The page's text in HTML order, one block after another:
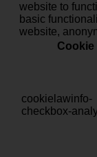
website to
basic
website,
Cookie
cookielawinfo-
checkbox-